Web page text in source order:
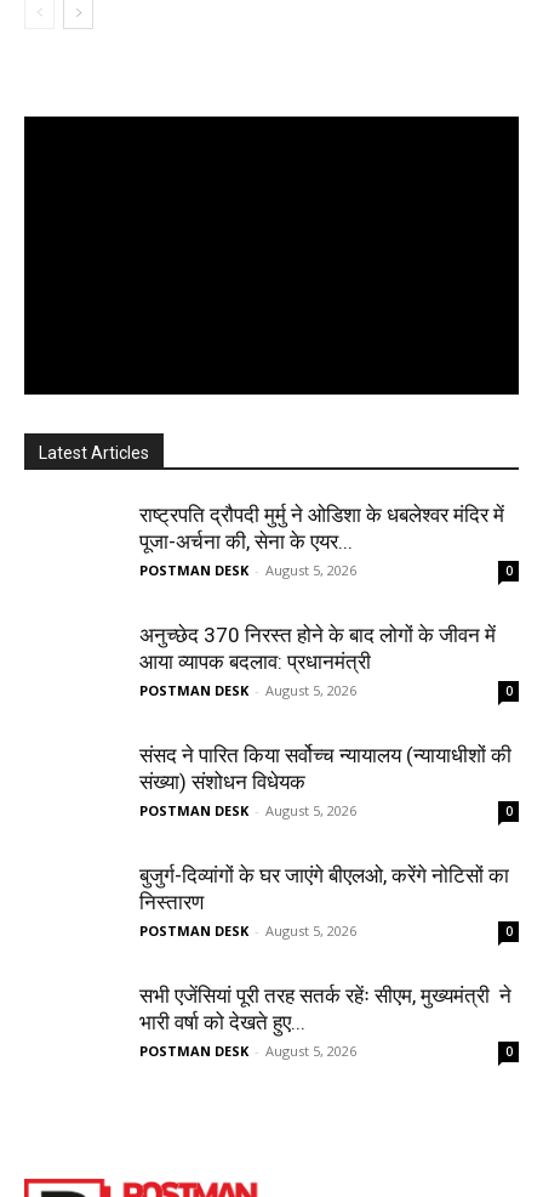
Latest Articles
राष्ट्रपति द्रौपदी मुर्मु ने ओडिशा के धबलेश्वर मंदिर में
पूजा-अर्चना की, सेना के एयर...
POSTMAN DESK - August 5, 2026 0
अनुच्छेद 370 निरस्त होने के बाद लोगों के जीवन में
आया व्यापक बदलाव: प्रधानमंत्री
POSTMAN DESK - August 5, 2026 0
संसद ने पारित किया सर्वोच्च न्यायालय (न्यायाधीशों की
संख्या) संशोधन विधेयक
POSTMAN DESK - August 5, 2026 0
बुजुर्ग-दिव्यांगों के घर जाएंगे बीएलओ, करेंगे नोटिसों का
निस्तारण
POSTMAN DESK - August 5, 2026 0
सभी एजेंसियां पूरी तरह सतर्क रहेंः सीएम, मुख्यमंत्री ने
भारी वर्षा को देखते हुए...
POSTMAN DESK - August 5, 2026 0